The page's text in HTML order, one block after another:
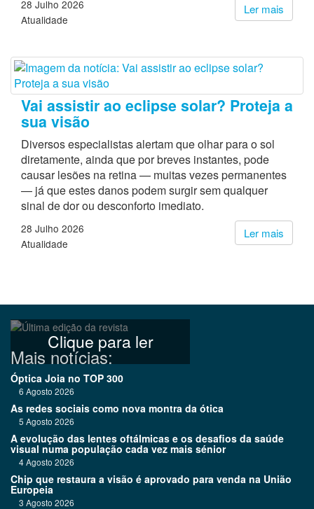
Ler mais
28 Julho 2026
Atualidade
Vai assistir ao eclipse solar? Proteja a
sua visão
Diversos especialistas alertam que olhar para o sol
diretamente, ainda que por breves instantes, pode
causar lesões na retina — muitas vezes permanentes
— já que estes danos podem surgir sem qualquer
sinal de dor ou desconforto imediato.
Ler mais
28 Julho 2026
Atualidade
Clique para ler
Mais notícias:
Óptica Joia no TOP 300
6 Agosto 2026
As redes sociais como nova montra da ótica
5 Agosto 2026
A evolução das lentes oftálmicas e os desafios da saúde
visual numa população cada vez mais sénior
4 Agosto 2026
Chip que restaura a visão é aprovado para venda na União
Europeia
3 Agosto 2026